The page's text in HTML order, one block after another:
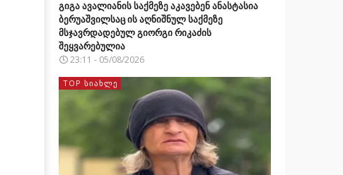
გიგა ავალიანის საქმეზე აკავებენ ანასტასია
ბერუაშვილსაც ის აღნიშნულ საქმეზე
მსჯავრდადებულ გიორგი რიკაძის
შეყვარებულია
23:11 - 05/08/2026
TOP ᲡᲘᲐᲮᲚᲔ